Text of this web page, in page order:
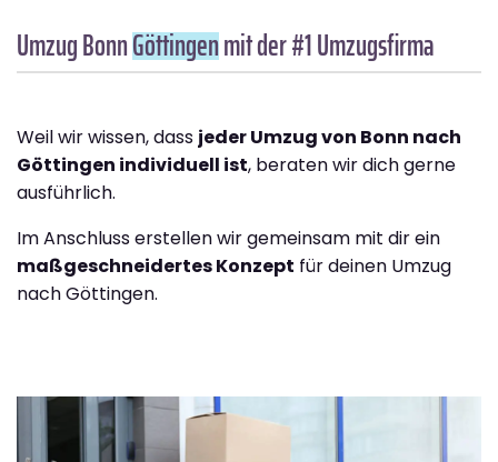
Umzug BonnGöttingenmit der #1 Umzugsfirma
Weil wir wissen, dass jeder Umzug von Bonn nach
Göttingen individuell ist, beraten wir dich gerne
ausführlich.
Im Anschluss erstellen wir gemeinsam mit dir ein
maßgeschneidertes Konzept für deinen Umzug
nach Göttingen.